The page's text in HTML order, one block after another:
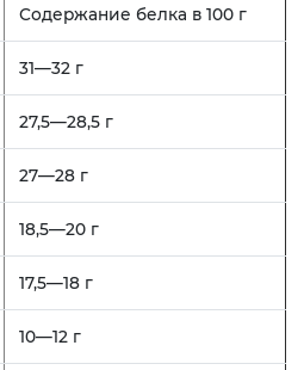
Содержание белка в 100 г
31—32 г
27,5—28,5 г
27—28 г
18,5—20 г
17,5—18 г
10—12 г